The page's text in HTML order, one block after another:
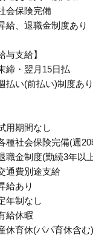
会保険完備
給、退職金制度あり
与支給】
締・翌月15日払
払い(前払い)制度あり
用期間なし
種社会保険完備(週
職金制度(勤続3年以
通費別途支給
給あり
年制なし
給休暇
休育休(パパ育休含む)